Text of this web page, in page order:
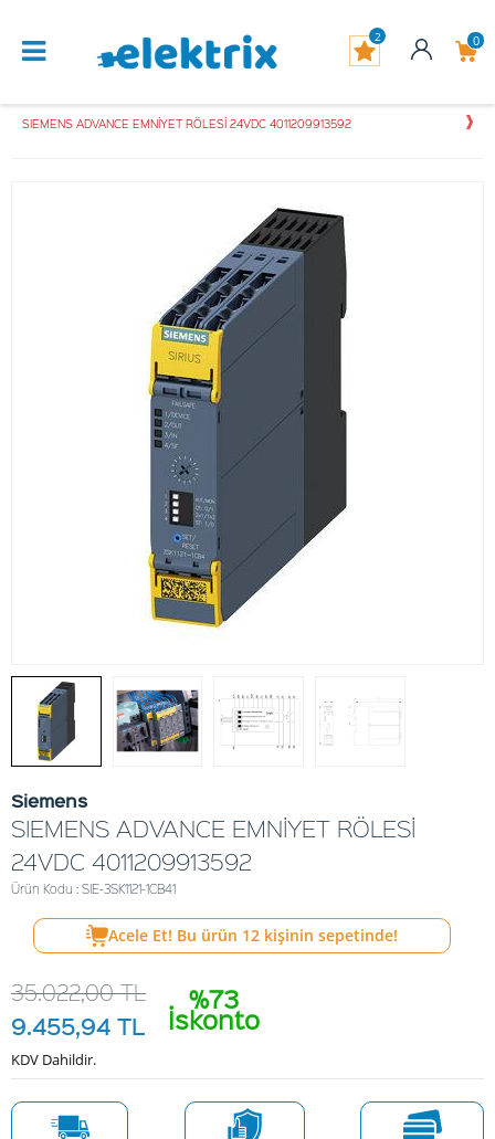
0
2
SIEMENS ADVANCE EMNİYET RÖLESİ 24VDC 4011209913592
Siemens
SIEMENS ADVANCE EMNİYET RÖLESİ
24VDC 4011209913592
Ürün Kodu : SIE-3SK1121-1CB41
Acele Et! Bu ürün 12 kişinin sepetinde!
%73
İskonto
35.022,00TL
9.455,94 TL
KDV Dahildir.